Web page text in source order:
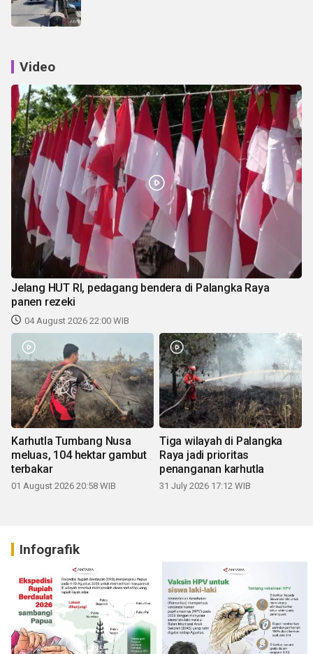
Video
Jelang HUT RI, pedagang bendera di Palangka Raya
panen rezeki
04 August 2026 22:00 WIB
Karhutla Tumbang Nusa
meluas, 104 hektar gambut
terbakar
01 August 2026 20:58 WIB
Tiga wilayah di Palangka
Raya jadi prioritas
penanganan karhutla
31 July 2026 17:12 WIB
Infografik